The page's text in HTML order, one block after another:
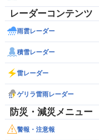
レーダーコンテンツ
雨雲レーダー
積雪レーダー
雷レーダー
ゲリラ雷雨レーダー
防災・減災メニュー
警報・注意報